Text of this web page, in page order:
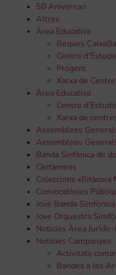
50 Aniversari
Altres
Àrea Educativa
Beques
Centre
Progem
Xarxa de
Àrea Educativa
Centre
Xarxa de
Assemblees
Assemblees
Banda Sinfònica de
Certàmens
Coleccions «Bitàcora
Convocatòries
Jove Banda Simfònica
Jove Orquestra
Noticies Àrea Jurídic-
Notícies Campanyes
Activitats
Bandes a les